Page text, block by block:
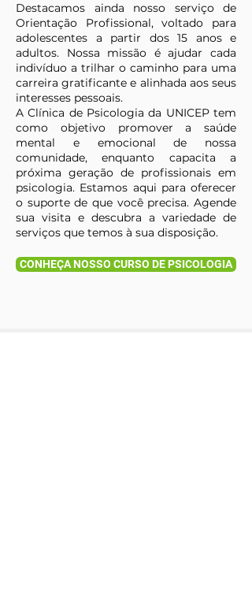
Destacamos ainda nosso serviço de
Orientação Profissional, voltado para
adolescentes a partir dos 15 anos e
adultos. Nossa missão é ajudar cada
indivíduo a trilhar o caminho para uma
carreira gratificante e alinhada aos seus
interesses pessoais.
A Clínica de Psicologia da UNICEP tem
como objetivo promover a saúde
mental e emocional de nossa
comunidade, enquanto capacita a
próxima geração de profissionais em
psicologia. Estamos aqui para oferecer
o suporte de que você precisa. Agende
sua visita e descubra a variedade de
serviços que temos à sua disposição.
CONHEÇA NOSSO CURSO DE PSICOLOGIA